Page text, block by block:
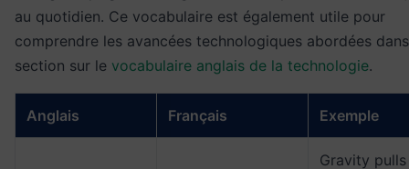
au quotidien. Ce vocabulaire est également utile pour
comprendre les avancées technologiques abordées
section sur le vocabulaire anglais de la technologie.
Anglais Français Exemple
Gravity pulls